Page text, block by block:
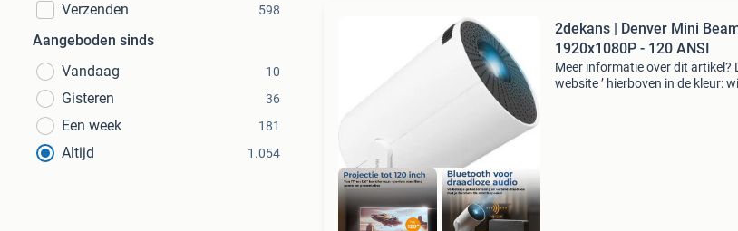
Verzenden 598
Aangeboden sinds
Vandaag
10
Gisteren 36
Een week 181
Altijd 1.054
2dekans | Denver Mini
1920x1080P - 120 ANSI
Meer informatie over dit artikel?
website ’ hierboven in de kleur: